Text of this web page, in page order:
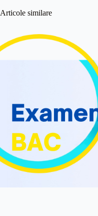
Articole similare